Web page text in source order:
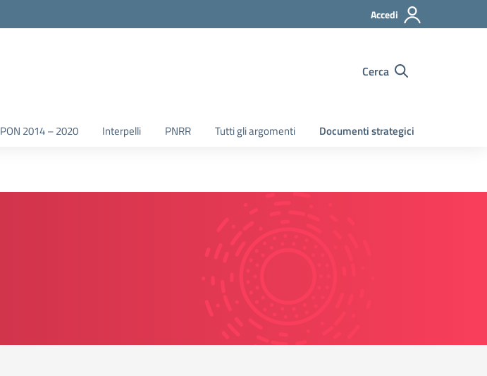
Accedi
Cerca
PON 2014 – 2020 Interpelli PNRR Tutti gli argomenti Documenti strategici